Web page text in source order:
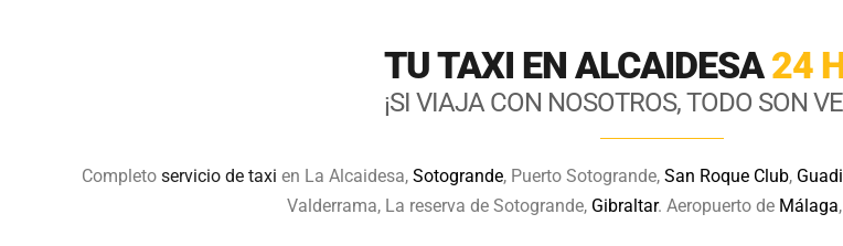
TU TAXI EN ALCAIDESA24
¡SI VIAJA CON NOSOTROS, TODO SON
Completo servicio de taxi en La Alcaidesa, Sotogrande, Puerto Sotogrande, San Roque Club,
Valderrama, La reserva de Sotogrande, Gibraltar. Aeropuerto de Málaga,